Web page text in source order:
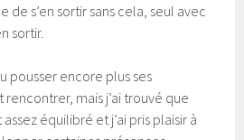
de s’en sortir sans cela, seul avec
sortir.
pousser encore plus ses
rencontrer, mais j’ai trouvé que
équilibré et j’ai pris plaisir à